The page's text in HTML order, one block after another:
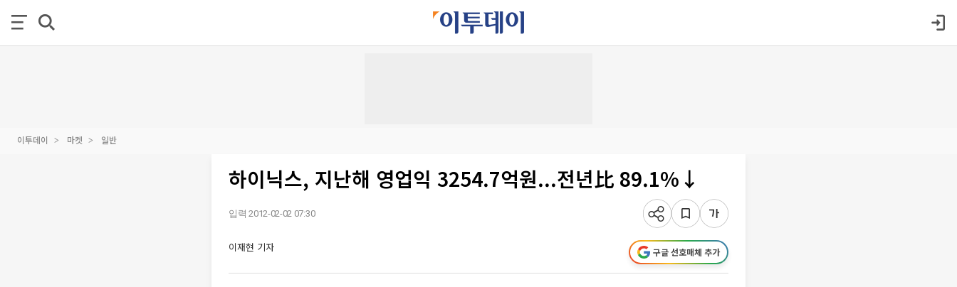
이투데이 마켓 일반
하이닉스, 지난해 영업익 3254.7억원...전년比 89.1%↓
입력 2012-02-02 07:30
이재현 기자 구글 선호매체 추가